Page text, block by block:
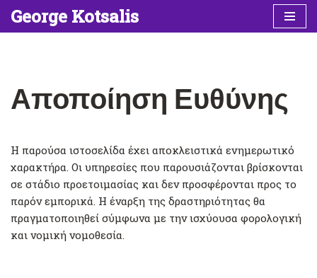
George Kotsalis
Αποποίηση Ευθύνης
Η παρούσα ιστοσελίδα έχει αποκλειστικά ενημερωτικό
χαρακτήρα. Οι υπηρεσίες που παρουσιάζονται βρίσκονται
σε στάδιο προετοιμασίας και δεν προσφέρονται προς το
παρόν εμπορικά. Η έναρξη της δραστηριότητας θα
πραγματοποιηθεί σύμφωνα με την ισχύουσα φορολογική
και νομική νομοθεσία.